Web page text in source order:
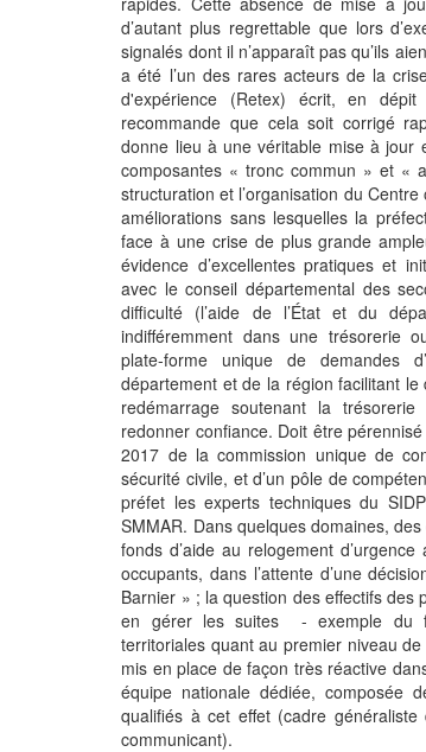
d’autant plus regrettable que lors
signalés dont il n’apparaît pas qu’ils
a été l’un des rares acteurs de la
d'expérience (Retex) écrit, en
recommande que cela soit corrigé
donne lieu à une véritable mise à jour
composantes « tronc commun » et «
structuration et l’organisation du
améliorations sans lesquelles la
face à une crise de plus grande
évidence d’excellentes pratiques et
avec le conseil départemental des
difficulté (l’aide de l’État et du
indifféremment dans une trésorerie
plate-forme unique de demandes
département et de la région facilitant
redémarrage soutenant la
redonner confiance. Doit être
2017 de la commission unique de
sécurité civile, et d’un pôle de
préfet les experts techniques du
SMMAR. Dans quelques domaines,
fonds d’aide au relogement
occupants, dans l’attente d’une
Barnier » ; la question des effectifs
en gérer les suites - exemple du
territoriales quant au premier niveau
mis en place de façon très réactive
équipe nationale dédiée, composée
qualifiés à cet effet (cadre
communicant).